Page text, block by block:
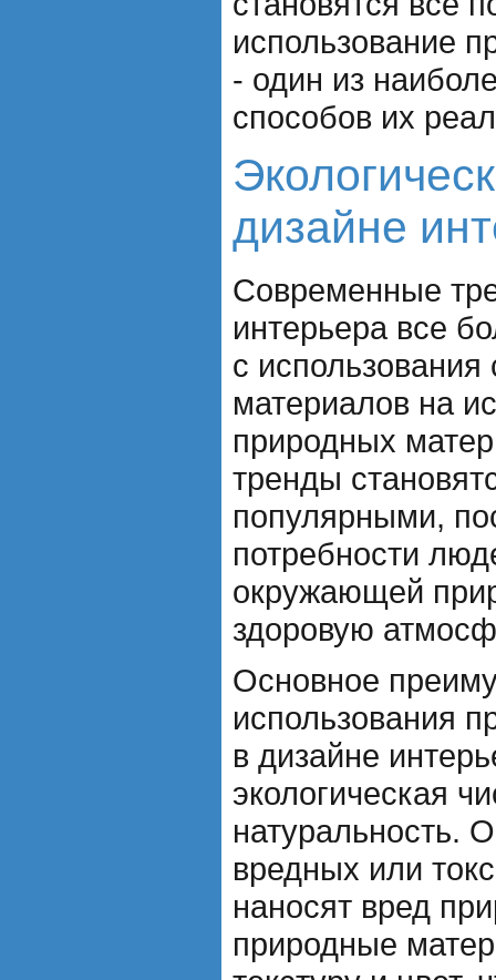
использование
- один из
способов их
дизайне
Современные
интерьера все
с использования
материалов на
природных
тренды
популярными,
потребности
окружающей
здоровую
Основное
использования
в дизайне
экологическая
натуральность.
вредных или
наносят вред
природные